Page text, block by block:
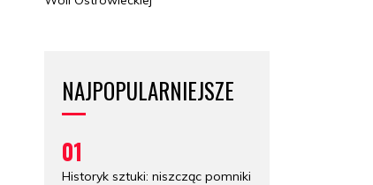
NAJPOPULARNIEJSZE
01
Historyk sztuki: niszcząc pomniki